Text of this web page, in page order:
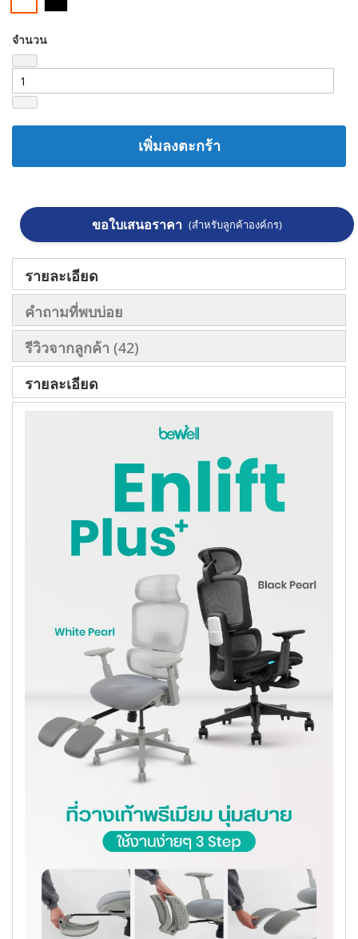
จำนวน
เพิ่มลงตะกร้า
ขอใบเสนอราคา (สำหรับลูกค้าองค์กร)
รายละเอียด
คำถามที่พบบ่อย
รีวิวจากลูกค้า 42
รายละเอียด